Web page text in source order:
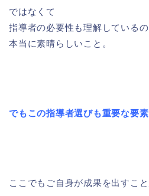
ではなくて
指導者の必要性も理解している
本当に素晴らしいこと。
でもこの指導者選びも重要な要素
ここでもご自身が成果を出すこ